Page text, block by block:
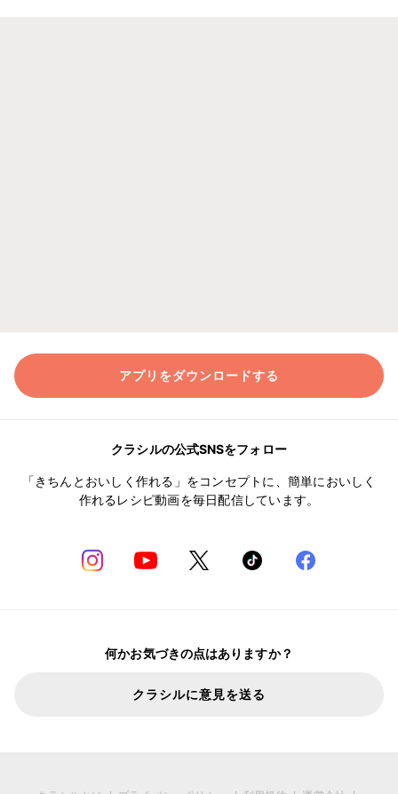
アプリをダウンロードする
クラシルの公式SNSをフォロー
「きちんとおいしく作れる」をコンセプトに、簡単においしく
作れるレシピ動画を毎日配信しています。
何かお気づきの点はありますか？
クラシルに意見を送る